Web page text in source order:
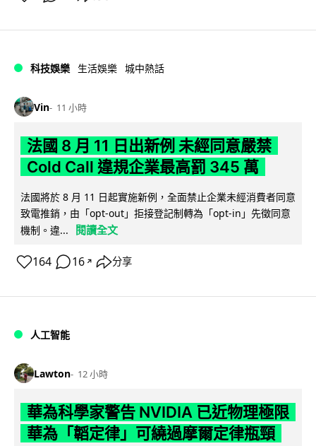
科技娛樂 生活娛樂 城中熱話
Vin 11 小時
法國 8 月 11 日出新例 未經同意嚴禁
Cold Call 違規企業最高罰 345 萬
法國將於 8 月 11 日起實施新例，全面禁止企業未經消費者同意
致電推銷，由「opt-out」拒接登記制轉為「opt-in」先徵同意
機制。違...
閱讀全文
164 16 ↗ 分享
人工智能
Lawton 12 小時
華為科學家警告 NVIDIA 已近物理極限
華為「韜定律」可繞過摩爾定律瓶頸